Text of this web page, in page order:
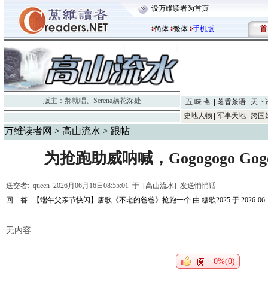
设万维读者为首页
简体 繁体 手机版 首
版主： 郝就唱、 Serena藕花深处 五 味 斋 茗香茶语
天下
史地人物
军事天地 跨国
万维读者网 > 高山流水 > 跟帖
为抢跑助威呐喊，Gogogogo
送交者: queen 2026月06月16日08:55:01 于 [高山流水] 发送悄悄话
回 答:
【端午父亲节快闪】唐歌《不老的爸爸》抢跑一个 由 糖歌2025 于 2026-
无内容
0%(0)